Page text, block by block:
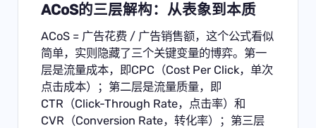
ACoS的三层解构：从表象到本质
ACoS = 广告花费 / 广告销售额，这个公式看似
简单，实则隐藏了三个关键变量的博弈。第一
层是流量成本，即CPC（Cost Per Click，单次
点击成本）；第二层是流量质量，即
CTR（Click-Through Rate，点击率）和
CVR（Conversion Rate，转化率）；第三层